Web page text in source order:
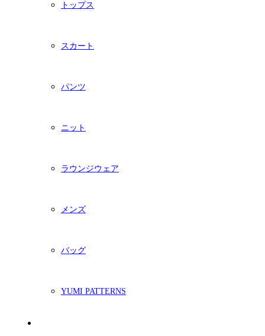
トップス
スカート
パンツ
ニット
ラウンジウェア
メンズ
バッグ
YUMI PATTERNS